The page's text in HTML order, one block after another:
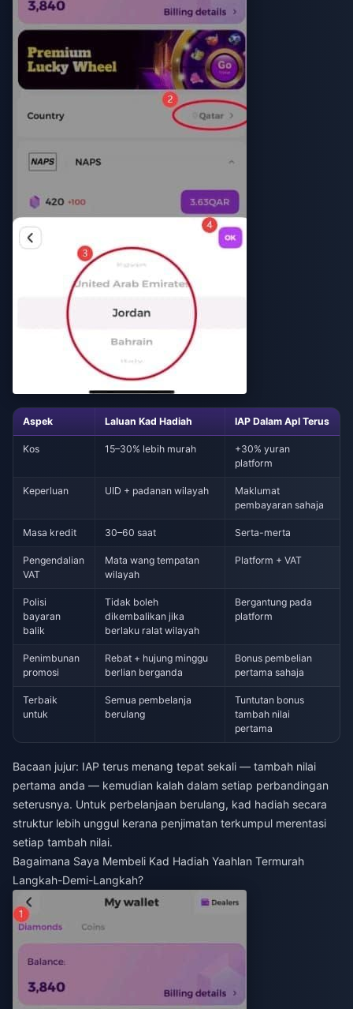
Aspek Laluan Kad Hadiah IAP Dalam Apl Terus
Kos 15–30% lebih murah
+30% yuran
platform
Keperluan UID + padanan wilayah
Maklumat
pembayaran sahaja
Masa kredit 30–60 saat Serta-merta
Pengendalian
VAT
Mata wang tempatan
wilayah
Platform + VAT
Polisi
bayaran
balik
Tidak boleh
dikembalikan jika
berlaku ralat wilayah
Bergantung pada
platform
Penimbunan
promosi
Rebat + hujung minggu
berlian berganda
Bonus pembelian
pertama sahaja
Terbaik
untuk
Semua pembelanja
berulang
Tuntutan bonus
tambah nilai
pertama
Bacaan jujur: IAP terus menang tepat sekali — tambah nilai
pertama anda — kemudian kalah dalam setiap perbandingan
seterusnya. Untuk perbelanjaan berulang, kad hadiah secara
struktur lebih unggul kerana penjimatan terkumpul merentasi
setiap tambah nilai.
Bagaimana Saya Membeli Kad Hadiah Yaahlan Termurah
Langkah-Demi-Langkah?